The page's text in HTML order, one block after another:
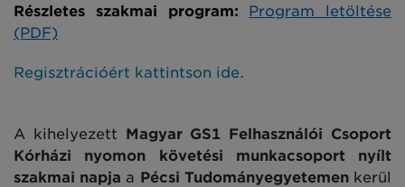
Részletes szakmai program: Program letöltése
(PDF)
Regisztrációért kattintson ide.
A kihelyezett Magyar GS1 Felhasználói Csoport
Kórházi nyomon követési munkacsoport nyílt
szakmai napja a Pécsi Tudományegyetemenkerül